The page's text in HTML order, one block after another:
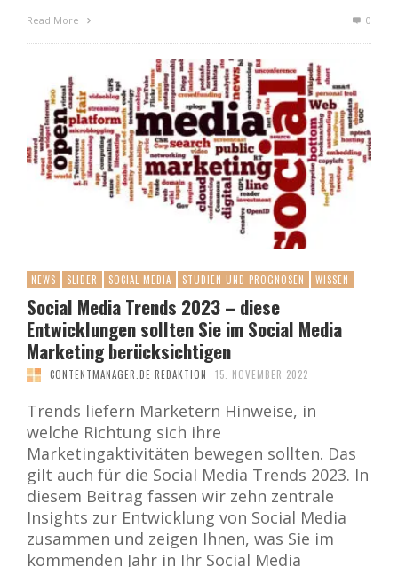
Read More 0
NEWS SLIDER SOCIAL MEDIA STUDIEN UND PROGNOSEN WISSEN
Social Media Trends 2023 – diese
Entwicklungen sollten Sie im Social Media
Marketing berücksichtigen
CONTENTMANAGER.DE REDAKTION 15. NOVEMBER 2022
Trends liefern Marketern Hinweise, in
welche Richtung sich ihre
Marketingaktivitäten bewegen sollten. Das
gilt auch für die Social Media Trends 2023. In
diesem Beitrag fassen wir zehn zentrale
Insights zur Entwicklung von Social Media
zusammen und zeigen Ihnen, was Sie im
kommenden Jahr in Ihr Social Media